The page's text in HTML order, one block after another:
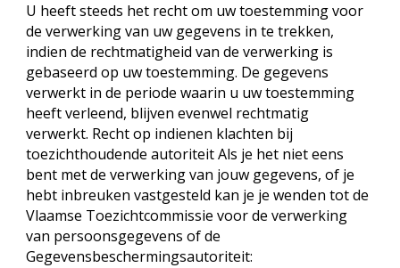
U heeft steeds het recht om uw toestemming voor
de verwerking van uw gegevens in te trekken,
indien de rechtmatigheid van de verwerking is
gebaseerd op uw toestemming. De gegevens
verwerkt in de periode waarin u uw toestemming
heeft verleend, blijven evenwel rechtmatig
verwerkt. Recht op indienen klachten bij
toezichthoudende autoriteitAls je het niet eens
bent met de verwerking van jouw gegevens, of je
hebt inbreuken vastgesteld kan je je wenden tot de
Vlaamse Toezichtcommissie voor de verwerking
van persoonsgegevens of de
Gegevensbeschermingsautoriteit: